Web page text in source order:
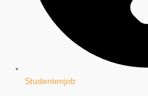
Studentenjob